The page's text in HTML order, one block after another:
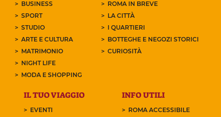
BUSINESS
SPORT
STUDIO
ARTE E CULTURA
MATRIMONIO
NIGHT LIFE
MODA E SHOPPING
ROMA IN BREVE
LA CITTÀ
I QUARTIERI
BOTTEGHE E NEGOZI STORICI
CURIOSITÀ
IL TUO VIAGGIO
EVENTI
INFO UTILI
ROMA ACCESSIBILE